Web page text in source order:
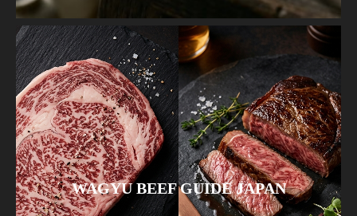
WAGYU BEEF GUIDE JAPAN